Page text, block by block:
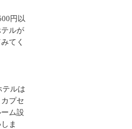
円以
ルが
てく
テルは
プセ
ム設
ま